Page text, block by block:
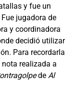
y fue un
jugadora de
y coordinadora
decidió utilizar
Para recordarla
realizada a
de Al